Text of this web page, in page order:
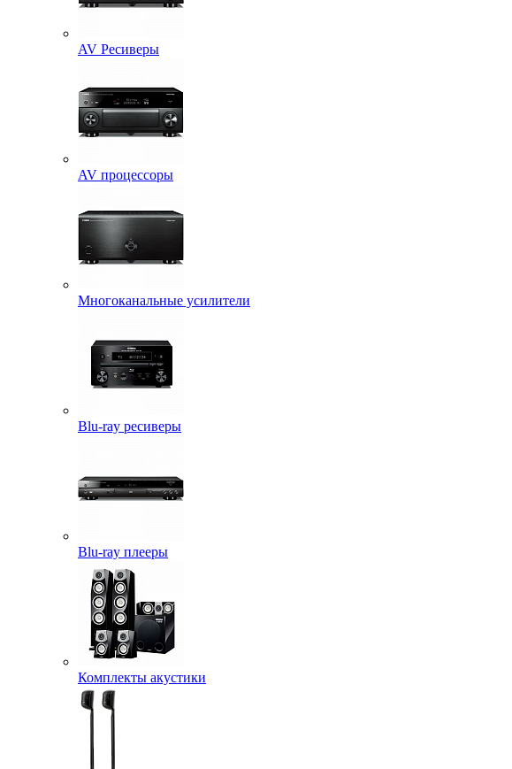
AV Ресиверы
AV процессоры
Многоканальные усилители
Blu-ray ресиверы
Blu-ray плееры
Комплекты акустики